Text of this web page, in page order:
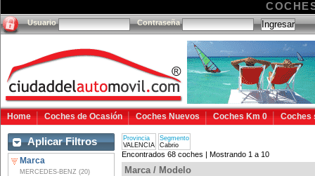
Usuario Contraseña
Home Coches de Ocasión Coches Nuevos Coches Km 0 Coches
Aplicar Filtros
Marca
MERCEDES-BENZ (20)
Provincia
VALENCIA
Segmento
Cabrio
Encontrados 68 coches | Mostrando 1 a 10
Marca / Modelo